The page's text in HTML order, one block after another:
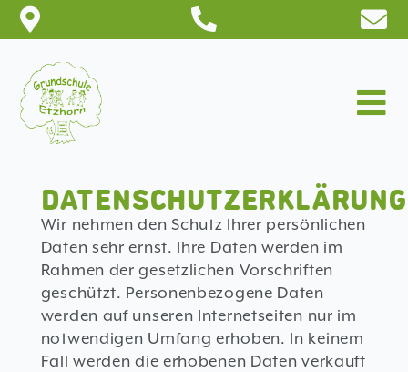
Zum
Inhalt
AKTUELLES
SCHULE
PARTNER
DOWNLOADS
KONTAKT
DATENSCHUTZERKLÄRUNG
Wir nehmen den Schutz Ihrer persönlichen
Daten sehr ernst. Ihre Daten werden im
Rahmen der gesetzlichen Vorschriften
geschützt. Personenbezogene Daten
werden auf unseren Internetseiten nur im
notwendigen Umfang erhoben. In keinem
Fall werden die erhobenen Daten verkauft